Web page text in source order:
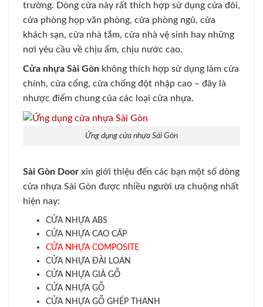
trường. Dòng cửa này rất thích hợp sử dụng cửa đôi,
cửa phòng họp văn phòng, cửa phòng ngủ, cửa
khách sạn, cửa nhà tắm, cửa nhà vệ sinh hay những
nơi yêu cầu về chịu ẩm, chịu nước cao.
Cửa nhựa Sài Gòn không thích hợp sử dụng làm cửa
chính, cửa cổng, cửa chống đột nhập cao – đây là
nhược điểm chung của các loại cửa nhựa.
Ứng dụng cửa nhựa Sài Gòn
Sài Gòn Door xin giới thiệu đến các bạn một số dòng
cửa nhựa Sài Gòn được nhiều người ưa chuộng nhất
hiện nay:
CỬA NHỰA ABS
CỬA NHỰA CAO CẤP
CỬA NHỰA COMPOSITE
CỬA NHỰA ĐÀI LOAN
CỬA NHỰA GIẢ GỖ
CỬA NHỰA GỖ
CỬA NHỰA GỖ GHÉP THANH